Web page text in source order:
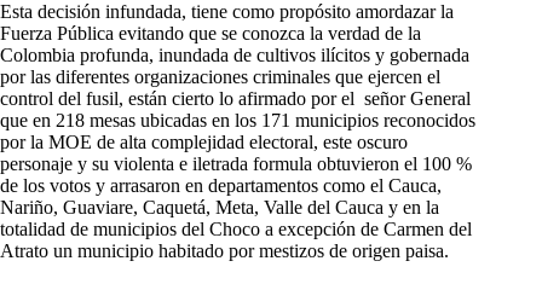
Esta decisión infundada, tiene como propósito amordazar la
Fuerza Pública evitando que se conozca la verdad de la
Colombia profunda, inundada de cultivos ilícitos y gobernada
por las diferentes organizaciones criminales que ejercen el
control del fusil, están cierto lo afirmado por el señor General
que en 218 mesas ubicadas en los 171 municipios reconocidos
por la MOE de alta complejidad electoral, este oscuro
personaje y su violenta e iletrada formula obtuvieron el 100 %
de los votos y arrasaron en departamentos como el Cauca,
Nariño, Guaviare, Caquetá, Meta, Valle del Cauca y en la
totalidad de municipios del Choco a excepción de Carmen del
Atrato un municipio habitado por mestizos de origen paisa.